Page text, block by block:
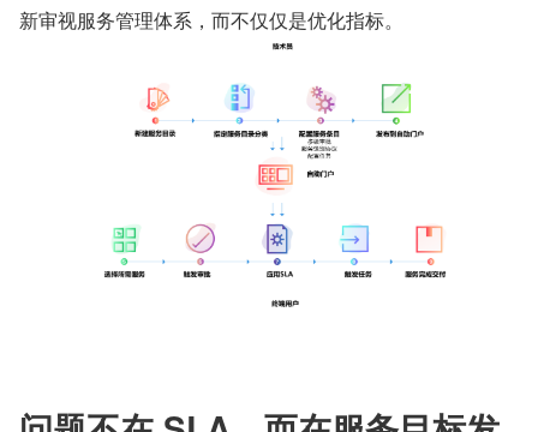
新审视服务管理体系，而不仅仅是优化指标。